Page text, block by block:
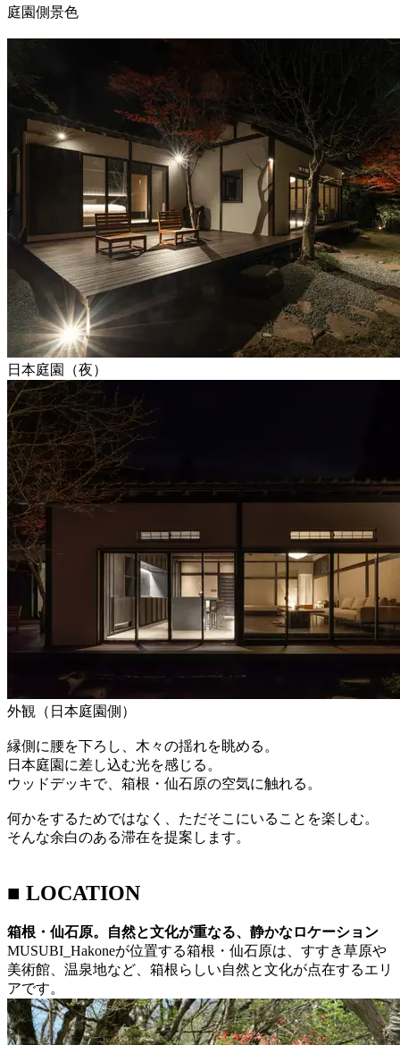
庭園側景色
日本庭園（夜）
外観（日本庭園側）
縁側に腰を下ろし、木々の揺れを眺める。
日本庭園に差し込む光を感じる。
ウッドデッキで、箱根・仙石原の空気に触れる。
何かをするためではなく、ただそこにいることを楽しむ。
そんな余白のある滞在を提案します。
■ LOCATION
箱根・仙石原。自然と文化が重なる、静かなロケーション
MUSUBI_Hakoneが位置する箱根・仙石原は、すすき草原や
美術館、温泉地など、箱根らしい自然と文化が点在するエリ
アです。